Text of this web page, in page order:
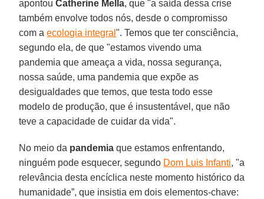
apontouCatherine Mella, que "a saída dessa crise
também envolve todos nós, desde o compromisso
com aecologia integral". Temos que ter consciência,
segundo ela, de que "estamos vivendo uma
pandemia que ameaça a vida, nossa segurança,
nossa saúde, uma pandemia que expõe as
desigualdades que temos, que testa todo esse
modelo de produção, que é insustentável, que não
teve a capacidade de cuidar da vida".
No meio da pandemia que estamos enfrentando,
ninguém pode esquecer, segundo Dom Luis Infanti, "a
relevância desta encíclica neste momento histórico da
humanidade”, que insistia em dois elementos-chave: